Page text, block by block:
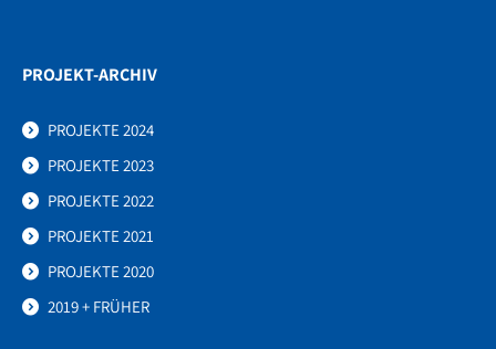
PROJEKT-ARCHIV
PROJEKTE 2024
PROJEKTE 2023
PROJEKTE 2022
PROJEKTE 2021
PROJEKTE 2020
2019 + FRÜHER